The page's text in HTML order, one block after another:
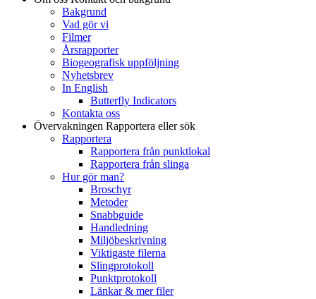
Bakgrund
Vad gör vi
Filmer
Årsrapporter
Biogeografisk uppföljning
Nyhetsbrev
In English
Butterfly Indicators
Kontakta oss
Övervakningen Rapportera eller sök
Rapportera
Rapportera från punktlokal
Rapportera från slinga
Hur gör man?
Broschyr
Metoder
Snabbguide
Handledning
Miljöbeskrivning
Viktigaste filerna
Slingprotokoll
Punktprotokoll
Länkar & mer filer